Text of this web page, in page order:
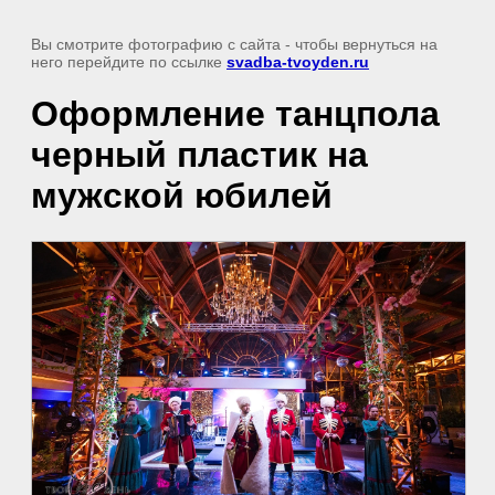
Вы смотрите фотографию с сайта - чтобы вернуться на
него перейдите по ссылке svadba-tvoyden.ru
Оформление танцпола
черный пластик на
мужской юбилей